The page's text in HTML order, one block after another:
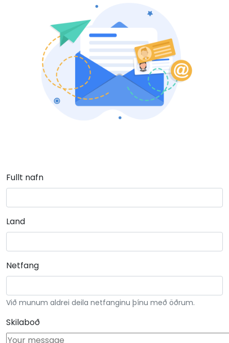
Fullt nafn
Land
Netfang
Við munum aldrei deila netfanginu þínu með öðrum.
Skilaboð